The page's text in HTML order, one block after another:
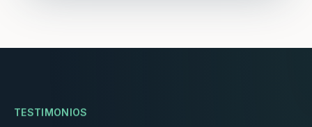
TESTIMONIOS